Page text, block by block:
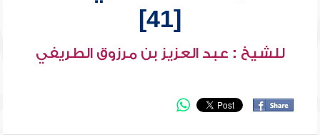
[41]
للشيخ : عبد العزيز بن مرزوق الطريفي